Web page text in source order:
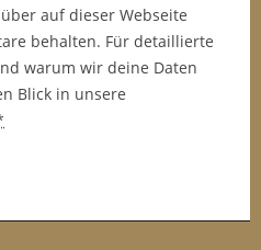
auf dieser Webseite
behalten. Für detaillierte
warum wir deine Daten
Blick in unsere